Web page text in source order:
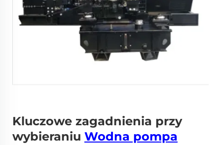
Kluczowe zagadnienia przy
wybieraniu Wodna pompa